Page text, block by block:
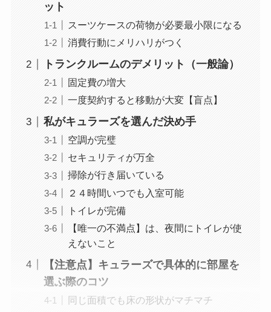
ット
スーツケースの荷物が必要最小限になる
消費行動にメリハリがつく
トランクルームのデメリット（一般論）
固定費の増大
一度契約すると移動が大変【盲点】
私がキュラーズを選んだ決め手
空調が完璧
セキュリティが万全
掃除が行き届いている
２４時間いつでも入室可能
トイレが完備
【唯一の不満点】は、夜間にトイレが使
えないこと
【注意点】キュラーズで具体的に部屋を
選ぶ際のコツ
同じ面積でも床の形状がマチマチ